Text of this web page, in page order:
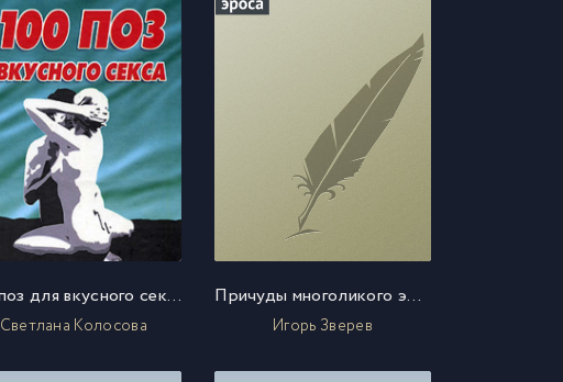
100 поз для вкусного секса
Светлана Колосова
Причуды многоликого эроса
Игорь Зверев